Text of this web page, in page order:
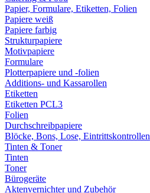
Papier, Formulare, Etiketten, Folien
Papiere weiß
Papiere farbig
Strukturpapiere
Motivpapiere
Formulare
Plotterpapiere und -folien
Additions- und Kassarollen
Etiketten
Etiketten PCL3
Folien
Durchschreibpapiere
Blöcke, Bons, Lose, Eintrittskontrollen
Tinten & Toner
Tinten
Toner
Bürogeräte
Aktenvernichter und Zubehör